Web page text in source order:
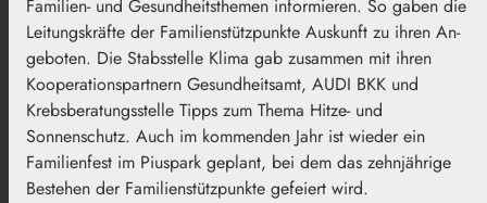
Familien- und Gesundheitsthemen informieren. So gaben die
Leitungskräfte der Familienstützpunkte Auskunft zu ihren An-
geboten. Die Stabsstelle Klima gab zusammen mit ihren
Kooperationspartnern Gesundheitsamt, AUDI BKK und
Krebsberatungsstelle Tipps zum Thema Hitze- und
Sonnenschutz. Auch im kommenden Jahr ist wieder ein
Familienfest im Piuspark geplant, bei dem das zehnjährige
Bestehen der Familienstützpunkte gefeiert wird.